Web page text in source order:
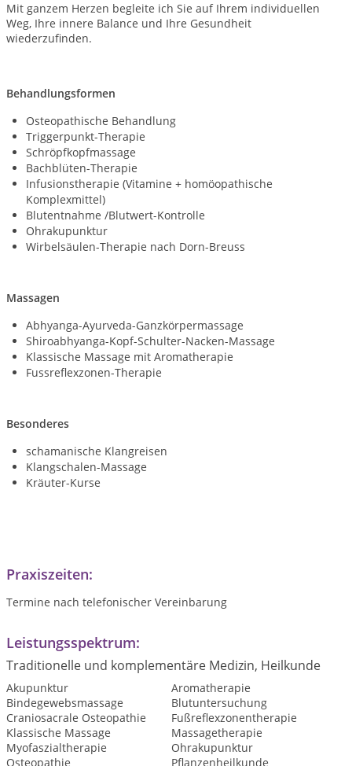
Mit ganzem Herzen begleite ich Sie auf Ihrem individuellen
Weg, Ihre innere Balance und Ihre Gesundheit
wiederzufinden.
Behandlungsformen
Osteopathische Behandlung
Triggerpunkt-Therapie
Schröpfkopfmassage
Bachblüten-Therapie
Infusionstherapie (Vitamine + homöopathische
Komplexmittel)
Blutentnahme /Blutwert-Kontrolle
Ohrakupunktur
Wirbelsäulen-Therapie nach Dorn-Breuss
Massagen
Abhyanga-Ayurveda-Ganzkörpermassage
Shiroabhyanga-Kopf-Schulter-Nacken-Massage
Klassische Massage mit Aromatherapie
Fussreflexzonen-Therapie
Besonderes
schamanische Klangreisen
Klangschalen-Massage
Kräuter-Kurse
Praxiszeiten:
Termine nach telefonischer Vereinbarung
Leistungsspektrum:
Traditionelle und komplementäre Medizin, Heilkunde
Akupunktur
Aromatherapie
Bindegewebsmassage
Blutuntersuchung
Craniosacrale Osteopathie
Fußreflexzonentherapie
Klassische Massage
Massagetherapie
Myofaszialtherapie
Ohrakupunktur
Osteopathie
Pflanzenheilkunde